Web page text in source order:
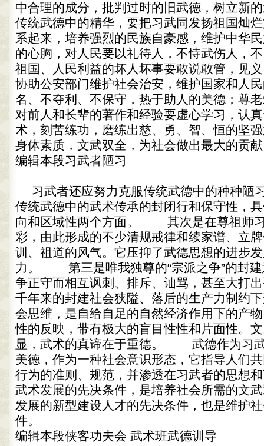
中合理的成分，批判过时的旧武德，树立
传统武德中的精华，要把习武同发扬祖国灿
系起来，培养强烈的民族自豪感，维护中华
的心胸，对人民要以礼待人，不恃武伤人，
祖国、人民利益的坏人坏事要敢说敢管，见
协助公安部门维护社会治安，维护国家和人
名、不夺利、不保守，热于助人的美德；尊
对前人和长辈的著作和经验要虚心学习，认
术，刻苦练功，磨练出慈、勇、智、恒的坚
身体素质，文武双全，为社会做出最大的贡
编辑本段习武者陋习
习武者还应努力克服传统武德中的种
传统武德中的武术传承的封闭行和保守性，
向和区域性两个方面。 其次是在尊祖师习
彩，由此形成的不少清规戒律和续家谱、立
训、祖道的风气。它压抑了武德思想的进步
力。 第三是唯我独尊的“宗派之争”的封建
争正守而相互讽刺、排斥、讪骂，甚至大打
千年来的封建社会狭隘、落后的生产力制约
会思维，是自给自足的自然经济作用下的产
性的反映，带有极大的盲目性性和片面性。
显，武术的真谛在于重德。 武德作为习
美德，作为一种社会意识形态，它指导人们
行为的准则、规范，并渗透在习武者的思想
武术发展的先决条件，是培养社会所需的文
发展的新型建设人才的先决条件，也是维护
件。
编辑本段侠客功夫会 武术班武德训导